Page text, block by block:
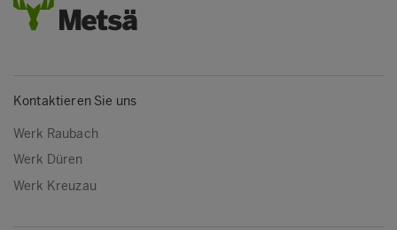
Kontaktieren Sie uns
Werk Raubach
Werk Düren
Werk Kreuzau